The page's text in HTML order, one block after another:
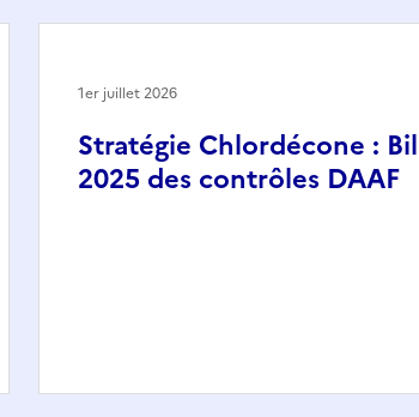
Stratégie Chlordécone :
2025 des contrôles DAAF
1er juillet 2026